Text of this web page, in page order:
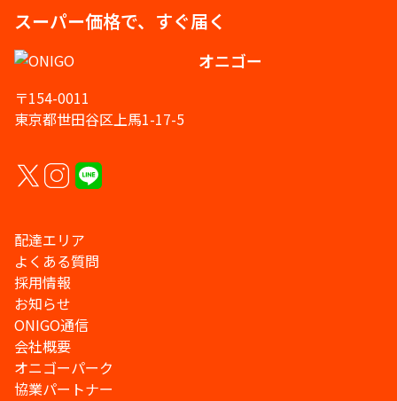
スーパー価格で、すぐ届く
オニゴー
〒154-0011
東京都世田谷区上馬1-17-5
配達エリア
よくある質問
採用情報
お知らせ
ONIGO通信
会社概要
オニゴーパーク
協業パートナー